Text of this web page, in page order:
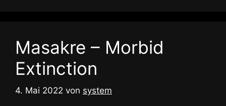
Masakre – Morbid
Extinction
4. Mai 2022 von system